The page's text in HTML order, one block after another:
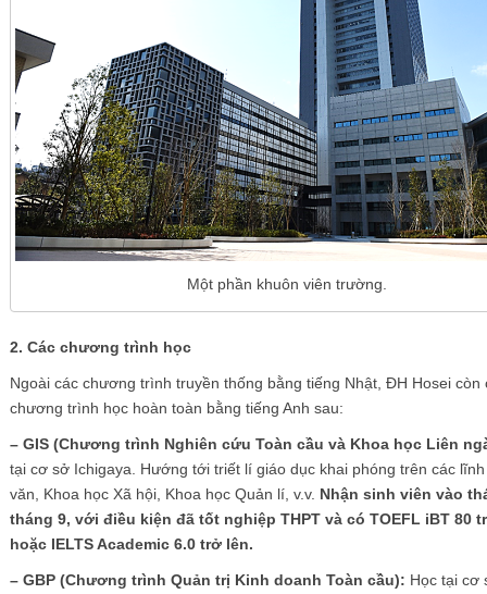
Một phần khuôn viên trường.
2. Các chương trình học
Ngoài các chương trình truyền thống bằng tiếng Nhật, ĐH Hosei còn
chương trình học hoàn toàn bằng tiếng Anh sau:
– GIS (Chương trình Nghiên cứu Toàn cầu và Khoa học Liên
tại cơ sở Ichigaya. Hướng tới triết lí giáo dục khai phóng trên các
văn, Khoa học Xã hội, Khoa học Quản lí, v.v. Nhận sinh viên vào
tháng 9, với điều kiện đã tốt nghiệp THPT và có TOEFL iBT 80
hoặc IELTS Academic 6.0 trở lên.
– GBP (Chương trình Quản trị Kinh doanh Toàn cầu): Học tại cơ